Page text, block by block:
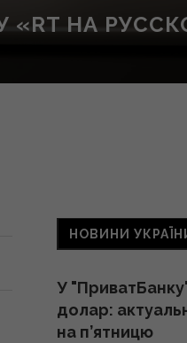
«RT НА
НОВИНИ
У
долар:
на п’ятницю